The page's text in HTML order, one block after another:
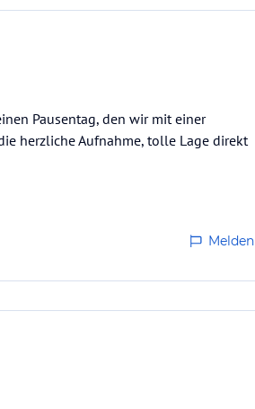
Pausentag, den wir mit einer
herzliche Aufnahme, tolle Lage direkt
Melden